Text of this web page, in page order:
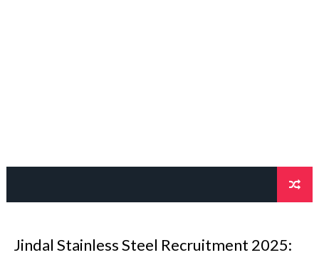
Jindal Stainless Steel Recruitment 2025: